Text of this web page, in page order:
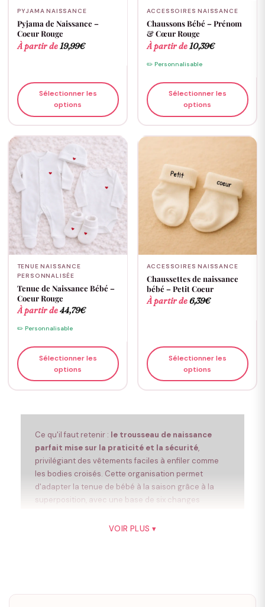
PYJAMA NAISSANCE
Pyjama de Naissance –
Coeur Rouge
À partir de 19,99€
Sélectionner les
options
ACCESSOIRES NAISSANCE
Chaussons Bébé – Prénom
& Cœur Rouge
À partir de 10,39€
✏️ Personnalisable
Sélectionner les
options
TENUE NAISSANCE
PERSONNALISÉE
Tenue de Naissance Bébé –
Coeur Rouge
À partir de44,79€
✏️ Personnalisable
Sélectionner les
options
ACCESSOIRES NAISSANCE
Chaussettes de naissance
bébé – Petit Coeur
À partir de6,39€
Sélectionner les
options
Ce qu'il faut retenir : le trousseau de naissance
parfait mise sur la praticité et la sécurité,
privilégiant des vêtements faciles à enfiler comme
les bodies croisés. Cette organisation permet
d'adapter la tenue de bébé à la saison grâce à la
superposition, avec une base de six changes
VOIR PLUS ▾